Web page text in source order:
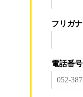
フリガナ
電話番号